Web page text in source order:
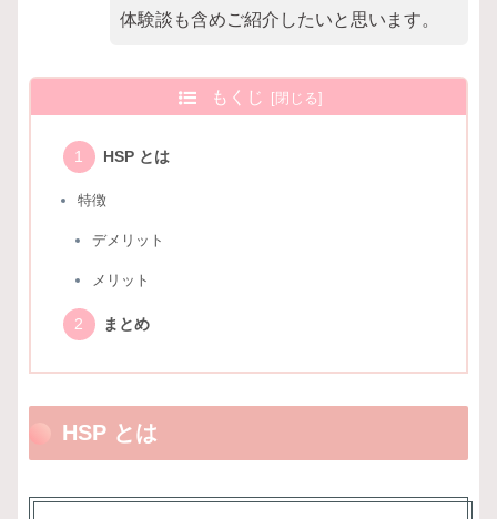
体験談も含めご紹介したいと思います。
もくじ
HSP とは
特徴
デメリット
メリット
まとめ
HSP とは